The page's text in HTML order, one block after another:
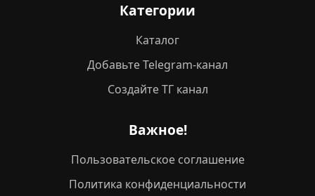
Категории
Каталог
Добавьте Telegram-канал
Создайте ТГ канал
Важное!
Пользовательское соглашение
Политика конфиденциальности